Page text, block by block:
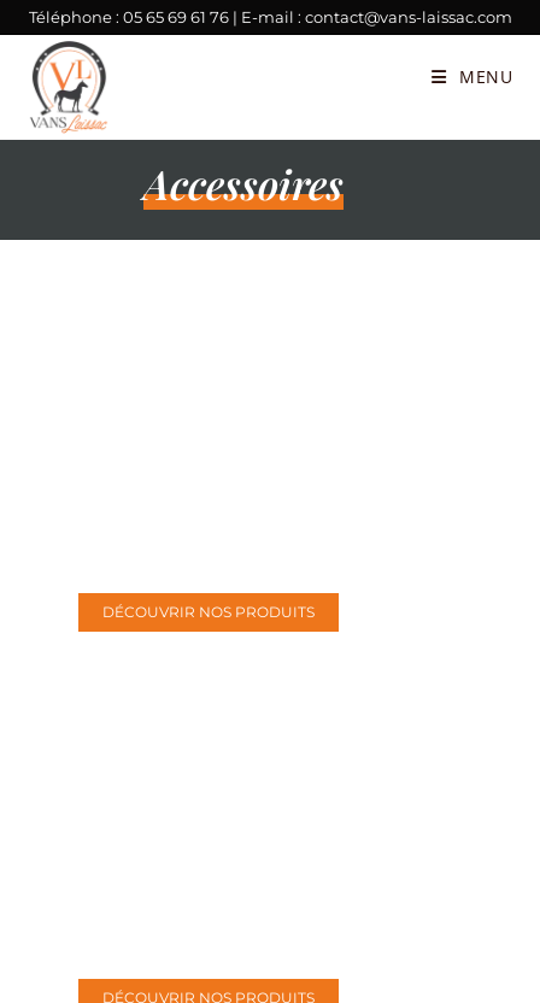
Téléphone : 05 65 69 61 76| E-mail : contact@vans-laissac.com
MENU
Accessoires
DÉCOUVRIR NOS PRODUITS
DÉCOUVRIR NOS PRODUITS